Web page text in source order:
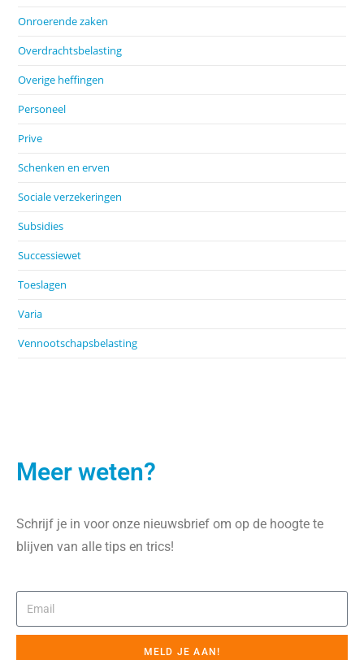
Onroerende zaken
Overdrachtsbelasting
Overige heffingen
Personeel
Prive
Schenken en erven
Sociale verzekeringen
Subsidies
Successiewet
Toeslagen
Varia
Vennootschapsbelasting
Meer weten?
Schrijf je in voor onze nieuwsbrief om op de hoogte te
blijven van alle tips en trics!
MELD JE AAN!